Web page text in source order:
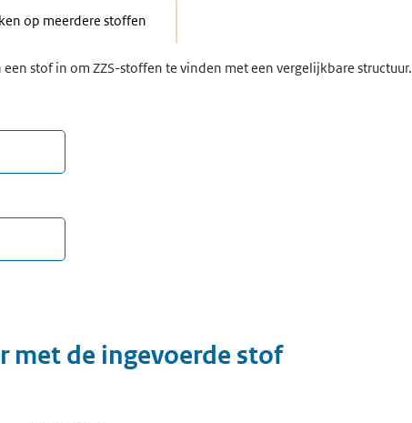
op meerdere stoffen
een stof in om ZZS-stoffen te vinden met een vergelijkbare structuur.
met de ingevoerde stof